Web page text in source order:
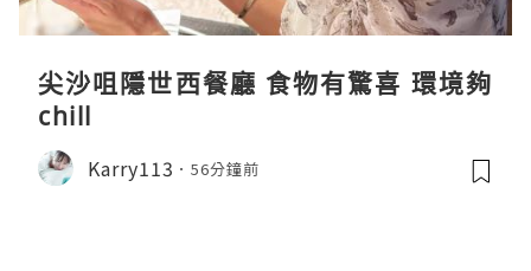
尖沙咀隱世西餐廳 食物有驚喜 環境夠
chill
Karry113 56分鐘前